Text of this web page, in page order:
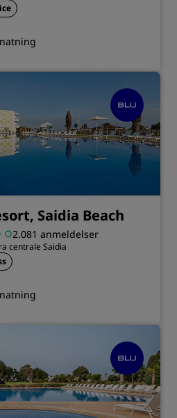
Saidia Beach
2.081 anmeldelser
centrale Saidia